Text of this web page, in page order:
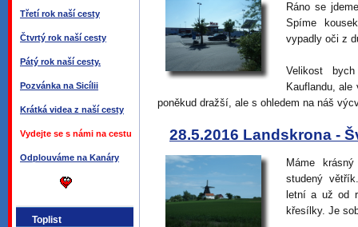
Třetí rok naší cesty
Čtvrtý rok naší cesty
Pátý rok naší cesty.
Pozvánka na Sicílii
Krátká videa z naší cesty
Vydejte se s námi na cestu
Odplouváme na Kanáry
Toplist
Ráno se
Spíme
vypadly oči z
Velikost
Kauflandu,
poněkud dražší, ale s ohledem na náš
28.5.2016 Landskrona -
Máme
studený
letní a už od
křesílky. Je